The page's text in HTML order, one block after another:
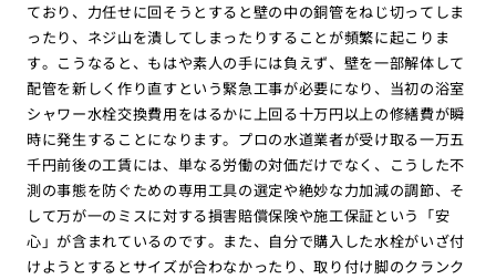
ており、力任せに回そうとすると壁の中の銅管をねじ切ってしま
ったり、ネジ山を潰してしまったりすることが頻繁に起こりま
す。こうなると、もはや素人の手には負えず、壁を一部解体して
配管を新しく作り直すという緊急工事が必要になり、当初の浴室
シャワー水栓交換費用をはるかに上回る十万円以上の修繕費が瞬
時に発生することになります。プロの水道業者が受け取る一万五
千円前後の工賃には、単なる労働の対価だけでなく、こうした不
測の事態を防ぐための専用工具の選定や絶妙な力加減の調節、そ
して万が一のミスに対する損害賠償保険や施工保証という「安
心」が含まれているのです。また、自分で購入した水栓がいざ付
けようとするとサイズが合わなかったり、取り付け脚のクランク